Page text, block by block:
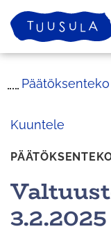
Siirry
sisältöön
Etusivu
Päätöksenteko
Kuuntele
3.2.2025